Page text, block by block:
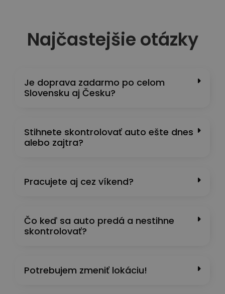
Najčastejšie otázky
Je doprava zadarmo po celom
Slovensku aj Česku?
Stihnete skontrolovať auto ešte dnes
alebo zajtra?
Pracujete aj cez víkend?
Čo keď sa auto predá a nestihne
skontrolovať?
Potrebujem zmeniť lokáciu!